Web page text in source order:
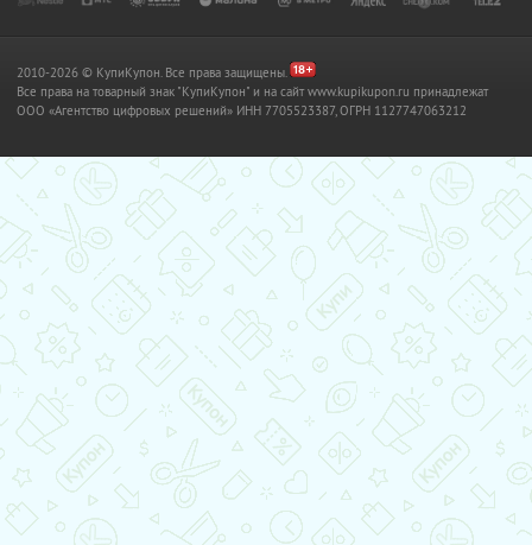
2010-2026 © КупиКупон. Все права защищены.
Все права на товарный знак "КупиКупон" и на сайт www.kupikupon.ru принадлежат
OOO «Агентство цифровых решений» ИНН 7705523387, ОГРН 1127747063212